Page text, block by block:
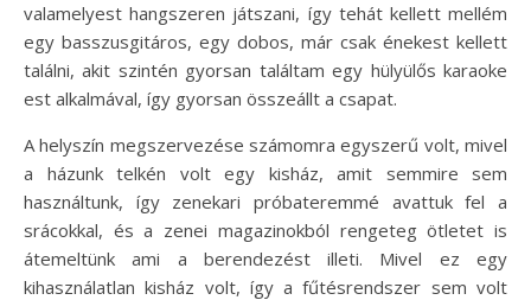
valamelyest hangszeren játszani, így tehát kellett mellém
egy basszusgitáros, egy dobos, már csak énekest kellett
találni, akit szintén gyorsan találtam egy hülyülős karaoke
est alkalmával, így gyorsan összeállt a csapat.
A helyszín megszervezése számomra egyszerű volt, mivel
a házunk telkén volt egy kisház, amit semmire sem
használtunk, így zenekari próbateremmé avattuk fel a
srácokkal, és a zenei magazinokból rengeteg ötletet is
átemeltünk ami a berendezést illeti. Mivel ez egy
kihasználatlan kisház volt, így a fűtésrendszer sem volt